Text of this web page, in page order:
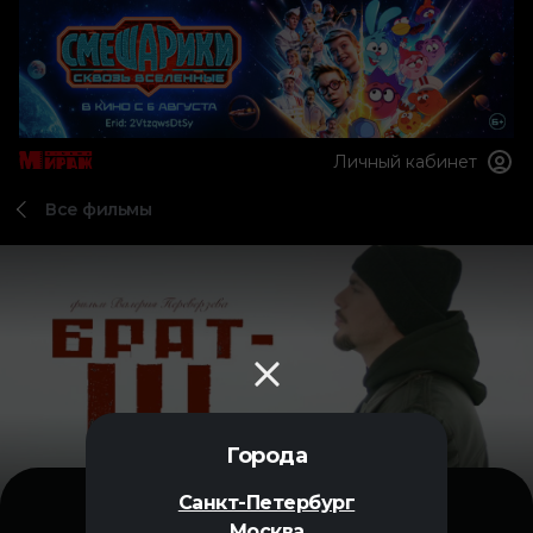
Города
Санкт-Петербург
Личный кабинет
Все фильмы